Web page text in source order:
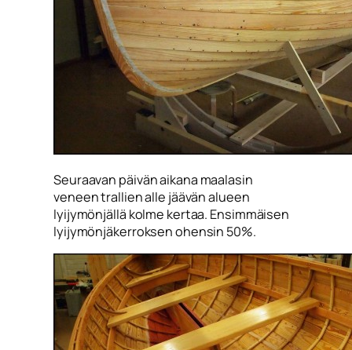
Seuraavan päivän aikana maalasin
veneen trallien alle jäävän alueen
lyijymönjällä kolme kertaa. Ensimmäisen
lyijymönjäkerroksen ohensin 50%.